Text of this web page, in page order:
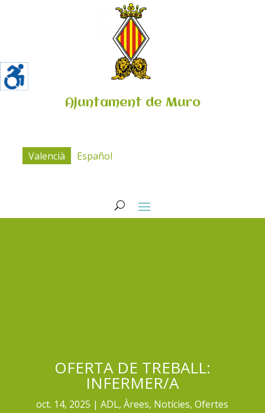
Ajuntament de Muro
Valencià Español
OFERTA DE TREBALL:
INFERMER/A
oct. 14, 2025 ADL,Àrees, Notícies,Ofertes